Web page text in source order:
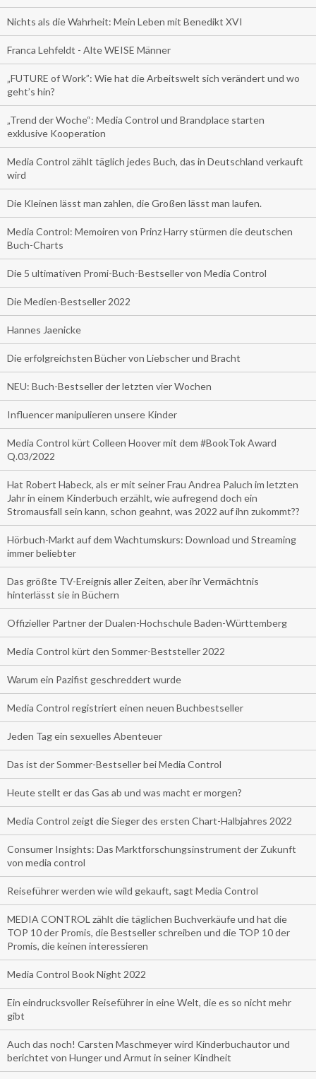
Nichts als die Wahrheit: Mein Leben mit Benedikt XVI
Franca Lehfeldt - Alte WEISE Männer
„FUTURE of Work”: Wie hat die Arbeitswelt sich verändert und wo
geht’s hin?
„Trend der Woche“: Media Control und Brandplace starten
exklusive Kooperation
Media Control zählt täglich jedes Buch, das in Deutschland verkauft
wird
Die Kleinen lässt man zahlen, die Großen lässt man laufen.
Media Control: Memoiren von Prinz Harry stürmen die deutschen
Buch-Charts
Die 5 ultimativen Promi-Buch-Bestseller von Media Control
Die Medien-Bestseller 2022
Hannes Jaenicke
Die erfolgreichsten Bücher von Liebscher und Bracht
NEU: Buch-Bestseller der letzten vier Wochen
Influencer manipulieren unsere Kinder
Media Control kürt Colleen Hoover mit dem #BookTok Award
Q.03/2022
Hat Robert Habeck, als er mit seiner Frau Andrea Paluch im letzten
Jahr in einem Kinderbuch erzählt, wie aufregend doch ein
Stromausfall sein kann, schon geahnt, was 2022 auf ihn zukommt??
Hörbuch-Markt auf dem Wachtumskurs: Download und Streaming
immer beliebter
Das größte TV-Ereignis aller Zeiten, aber ihr Vermächtnis
hinterlässt sie in Büchern
Offizieller Partner der Dualen-Hochschule Baden-Württemberg
Media Control kürt den Sommer-Beststeller 2022
Warum ein Pazifist geschreddert wurde
Media Control registriert einen neuen Buchbestseller
Jeden Tag ein sexuelles Abenteuer
Das ist der Sommer-Bestseller bei Media Control
Heute stellt er das Gas ab und was macht er morgen?
Media Control zeigt die Sieger des ersten Chart-Halbjahres 2022
Consumer Insights: Das Marktforschungsinstrument der Zukunft
von media control
Reiseführer werden wie wild gekauft, sagt Media Control
MEDIA CONTROL zählt die täglichen Buchverkäufe und hat die
TOP 10 der Promis, die Bestseller schreiben und die TOP 10 der
Promis, die keinen interessieren
Media Control Book Night 2022
Ein eindrucksvoller Reiseführer in eine Welt, die es so nicht mehr
gibt
Auch das noch! Carsten Maschmeyer wird Kinderbuchautor und
berichtet von Hunger und Armut in seiner Kindheit